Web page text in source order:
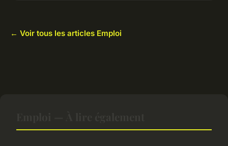
← Voir tous les articles Emploi